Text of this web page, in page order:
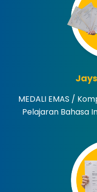
MEDALI EMAS /
Pelajaran Bahasa